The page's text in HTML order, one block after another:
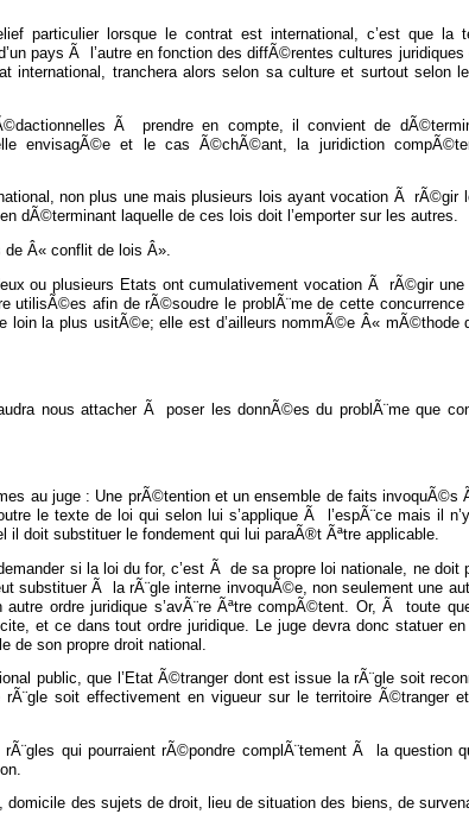
particulier lorsque le contrat est international, c’est que la
pays Ã l’autre en fonction des diffÃ©rentes cultures juridiques
tranchera alors selon sa culture et surtout selon
Ã prendre en compte, il convient de
envisagÃ©e et le cas Ã©chÃ©ant, la juridiction
non plus une mais plusieurs lois ayant vocation Ã rÃ©gir
dÃ©terminant laquelle de ces lois doit l’emporter sur les autres.
de Â« conflit de lois Â».
ou plusieurs Etats ont cumulativement vocation Ã rÃ©gir une
afin de rÃ©soudre le problÃ¨me de cette concurrence
loin la plus usitÃ©e; elle est d’ailleurs nommÃ©e Â« mÃ©thode
nous attacher Ã poser les donnÃ©es du problÃ¨me que
au juge : Une prÃ©tention et un ensemble de faits invoquÃ©s
le texte de loi qui selon lui s’applique Ã l’espÃ¨ce mais il
il doit substituer le fondement qui lui paraÃ®t Ãªtre applicable.
si la loi du for, c’est Ã de sa propre loi nationale, ne doit
substituer Ã la rÃ¨gle interne invoquÃ©e, non seulement une
ordre juridique s’avÃ¨re Ãªtre compÃ©tent. Or, Ã toute
et ce dans tout ordre juridique. Le juge devra donc statuer
de son propre droit national.
public, que l’Etat Ã©tranger dont est issue la rÃ¨gle soit
soit effectivement en vigueur sur le territoire Ã©tranger
qui pourraient rÃ©pondre complÃ¨tement Ã la question
domicile des sujets de droit, lieu de situation des biens, de